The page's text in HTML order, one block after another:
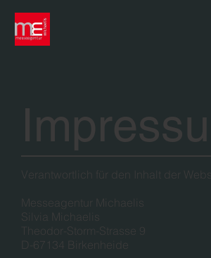
Verantwortlich für den Inhalt der
Messeagentur Michaelis
Silvia Michaelis
Theodor-Storm-Strasse 9
D-67134 Birkenheide